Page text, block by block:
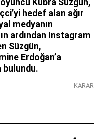
hedef alan ağır
medyanın
ardından Instagram
Süzgün,
Erdoğan’a
bulundu.
KARAR